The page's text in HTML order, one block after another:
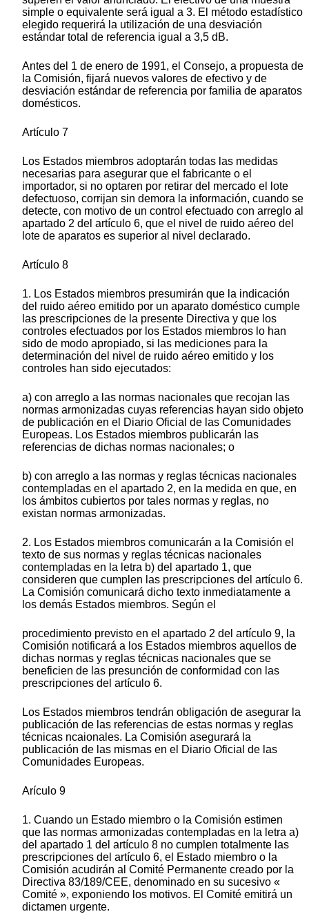
simple o equivalente será igual a 3. El método estadístico
elegido requerirá la utilización de una desviación
estándar total de referencia igual a 3,5 dB.
Antes del 1 de enero de 1991, el Consejo, a propuesta de
la Comisión, fijará nuevos valores de efectivo y de
desviación estándar de referencia por familia de aparatos
domésticos.
Artículo 7
Los Estados miembros adoptarán todas las medidas
necesarias para asegurar que el fabricante o el
importador, si no optaren por retirar del mercado el lote
defectuoso, corrijan sin demora la información, cuando se
detecte, con motivo de un control efectuado con arreglo al
apartado 2 del artículo 6, que el nivel de ruido aéreo del
lote de aparatos es superior al nivel declarado.
Artículo 8
1. Los Estados miembros presumirán que la indicación
del ruido aéreo emitido por un aparato doméstico cumple
las prescripciones de la presente Directiva y que los
controles efectuados por los Estados miembros lo han
sido de modo apropiado, si las mediciones para la
determinación del nivel de ruido aéreo emitido y los
controles han sido ejecutados:
a) con arreglo a las normas nacionales que recojan las
normas armonizadas cuyas referencias hayan sido objeto
de publicación en el Diario Oficial de las Comunidades
Europeas. Los Estados miembros publicarán las
referencias de dichas normas nacionales; o
b) con arreglo a las normas y reglas técnicas nacionales
contempladas en el apartado 2, en la medida en que, en
los ámbitos cubiertos por tales normas y reglas, no
existan normas armonizadas.
2. Los Estados miembros comunicarán a la Comisión el
texto de sus normas y reglas técnicas nacionales
contempladas en la letra b) del apartado 1, que
consideren que cumplen las prescripciones del artículo 6.
La Comisión comunicará dicho texto inmediatamente a
los demás Estados miembros. Según el
procedimiento previsto en el apartado 2 del artículo 9, la
Comisión notificará a los Estados miembros aquellos de
dichas normas y reglas técnicas nacionales que se
beneficien de las presunción de conformidad con las
prescripciones del artículo 6.
Los Estados miembros tendrán obligación de asegurar la
publicación de las referencias de estas normas y reglas
técnicas ncaionales. La Comisión asegurará la
publicación de las mismas en el Diario Oficial de las
Comunidades Europeas.
Arículo 9
1. Cuando un Estado miembro o la Comisión estimen
que las normas armonizadas contempladas en la letra a)
del apartado 1 del artículo 8 no cumplen totalmente las
prescripciones del artículo 6, el Estado miembro o la
Comisión acudirán al Comité Permanente creado por la
Directiva 83/189/CEE, denominado en su sucesivo «
Comité », exponiendo los motivos. El Comité emitirá un
dictamen urgente.